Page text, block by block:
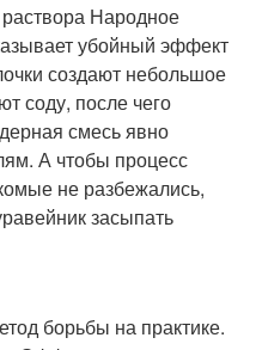
Народное
убойный эффект
создают небольшое
соду, после чего
смесь явно
А чтобы процесс
не разбежались,
засыпать
борьбы на практике.